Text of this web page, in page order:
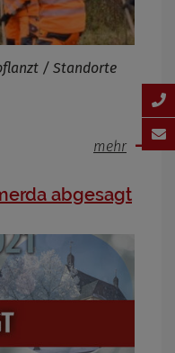
/ Standorte
mehr
abgesagt